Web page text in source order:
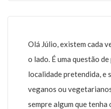
Olá Júlio, existem cada
o lado. É uma questão
localidade pretendida, e
veganos ou
sempre algum que tenha